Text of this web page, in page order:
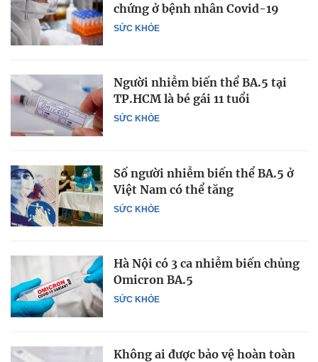
SỨC KHỎE
chứng ở bệnh nhân Covid-19
SỨC KHỎE
Người nhiễm biến thể BA.5 tại
TP.HCM là bé gái 11 tuổi
SỨC KHỎE
Số người nhiễm biến thể BA.5 ở
Việt Nam có thể tăng
SỨC KHỎE
Hà Nội có 3 ca nhiễm biến chủng
Omicron BA.5
Không ai được bảo vệ hoàn toàn